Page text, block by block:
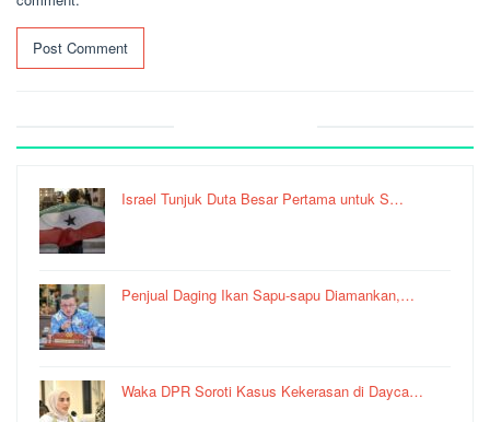
Israel Tunjuk Duta Besar Pertama untuk S…
Penjual Daging Ikan Sapu-sapu Diamankan,…
Waka DPR Soroti Kasus Kekerasan di Dayca…